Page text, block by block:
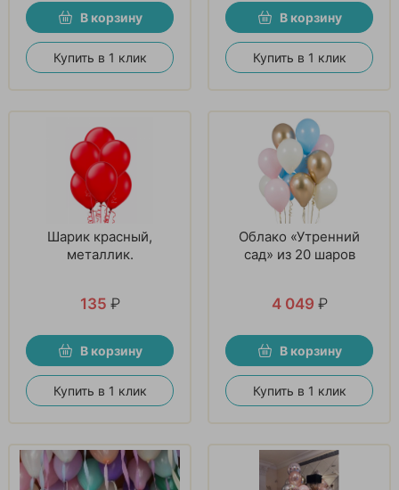
В корзину
Купить в 1 клик
В корзину
Купить в 1 клик
Шарик красный,
металлик.
135 ₽
В корзину
Купить в 1 клик
Облако «Утренний
сад» из 20 шаров
4 049 ₽
В корзину
Купить в 1 клик